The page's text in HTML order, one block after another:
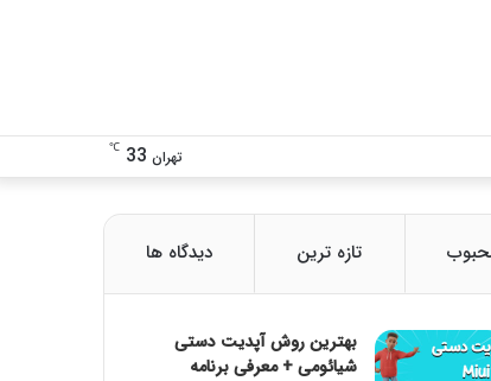
تهران 33
℃
تازه ترین دیدگاه ها
بهترین روش آپدیت دستی
شیائومی + معرفی برنامه